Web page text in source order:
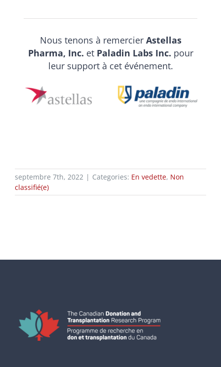
Nous tenons à remercier Astellas
Pharma, Inc. et Paladin Labs Inc. pour
leur support à cet événement.
septembre 7th, 2022 | Categories: En vedette, Non
classifié(e)